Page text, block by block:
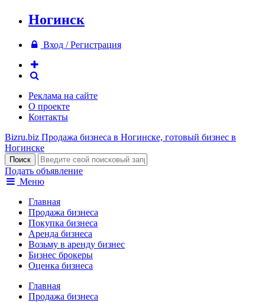
Ногинск
Вход / Регистрация
Реклама на сайте
О проекте
Контакты
Bizru.biz Продажа бизнеса в Ногинске, готовый бизнес в
Ногинске
Подать объявление
Меню
Главная
Продажа бизнеса
Покупка бизнеса
Аренда бизнеса
Возьму в аренду бизнес
Бизнес брокеры
Оценка бизнеса
Главная
Продажа бизнеса